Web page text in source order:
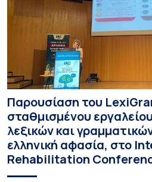
Παρουσίαση του
σταθμισμένου
λεξικών και
ελληνική αφασία, στο
Rehabilitation